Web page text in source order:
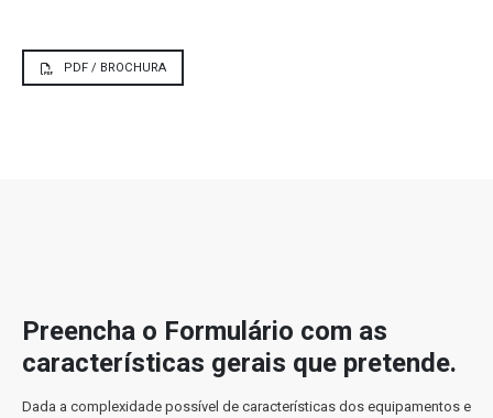
PDF / BROCHURA
Preencha o Formulário com as
características gerais que pretende.
Dada a complexidade possível de características dos equipamentos e